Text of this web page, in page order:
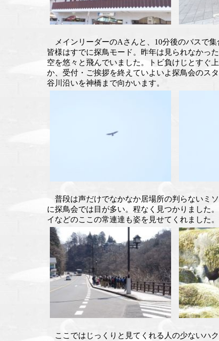
メインリーダーのAさんと、10分後のバスで
皆様はすでに探鳥モード。昨年は見られなかっ
空を悠々と飛んでいました。トビ負けじとすぐ
か、受付・ご挨拶を終えていよいよ探鳥会のス
谷川沿いを神橋まで向かいます。
普段は声だけでなかなか居場所の判らないミ
に探鳥会では目が多い。程なく見つかりました
イなどのここの常連達も姿を見せてくれました。
ここではじっくりと見てくれる人の少ないハ